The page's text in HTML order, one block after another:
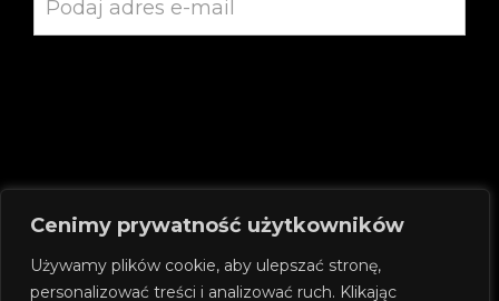
Cenimy prywatność użytkowników
Używamy plików cookie, aby ulepszać stronę,
personalizować treści i analizować ruch. Klikając